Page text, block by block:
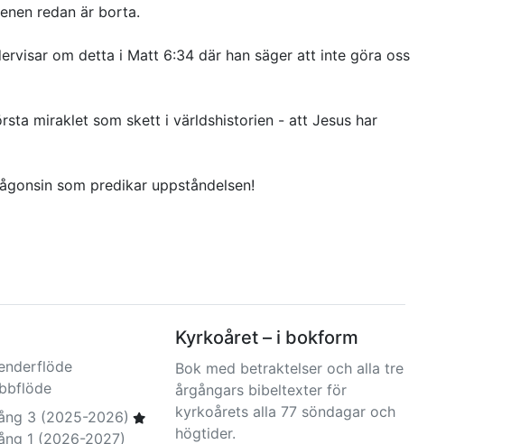
redan är borta.
om detta i Matt 6:34 där han säger att inte göra oss
miraklet som skett i världshistorien - att Jesus har
som predikar uppståndelsen!
3 (2025-2026)
1 (2026-2027)
Kyrkoåret – i bokform
Bok med betraktelser och alla tre
årgångars bibeltexter för
kyrkoårets alla 77 söndagar och
högtider.